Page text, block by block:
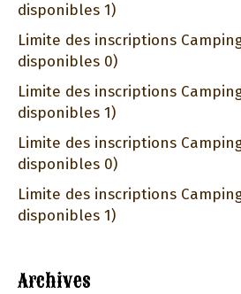
disponibles 1)
Limite des inscriptions
disponibles 0)
Limite des inscriptions
disponibles 1)
Limite des inscriptions
disponibles 0)
Limite des inscriptions
disponibles 1)
Archives